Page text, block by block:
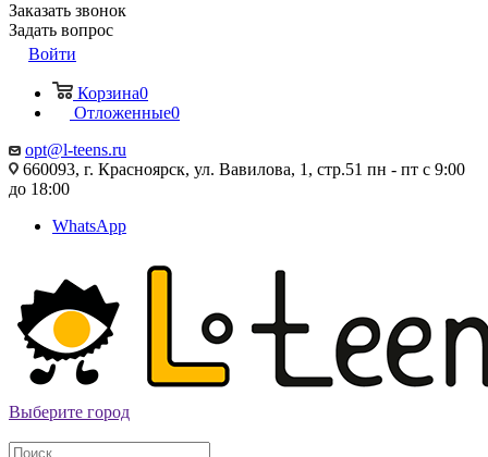
Заказать звонок
Задать вопрос
Войти
Корзина0
Отложенные0
opt@l-teens.ru
660093, г. Красноярск, ул. Вавилова, 1, стр.51 пн - пт с 9:00
до 18:00
WhatsApp
Выберите город